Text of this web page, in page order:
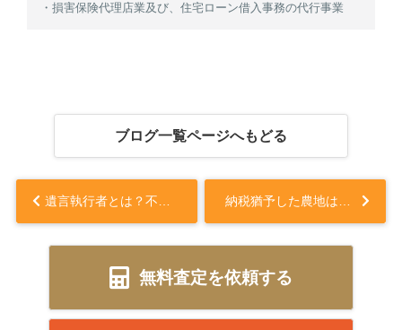
・損害保険代理店業及び、住宅ローン借入事務の代行事業
ブログ一覧ページへもどる
無料査定を依頼する